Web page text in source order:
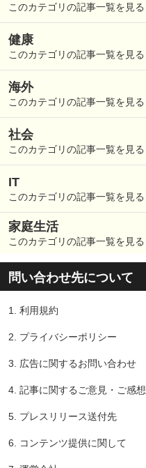
このカテゴリの記事一覧を見る
健康
このカテゴリの記事一覧を見る
海外
このカテゴリの記事一覧を見る
社会
このカテゴリの記事一覧を見る
IT
このカテゴリの記事一覧を見る
家庭生活
このカテゴリの記事一覧を見る
問い合わせ先について
1. 利用規約
2. プライバシーポリシー
3. 広告に関するお問い合わせ
4. 記事に関するご意見・ご感想
5. プレスリリース送付先
6. コンテンツ提供に関して